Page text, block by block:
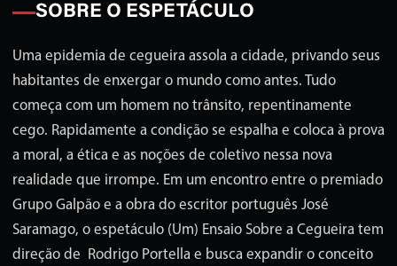
SOBRE O ESPETÁCULO
Uma epidemia de cegueira assola a cidade, privando seus
habitantes de enxergar o mundo como antes. Tudo
começa com um homem no trânsito, repentinamente
cego. Rapidamente a condição se espalha e coloca à prova
a moral, a ética e as noções de coletivo nessa nova
realidade que irrompe. Em um encontro entre o premiado
Grupo Galpão e a obra do escritor português José
Saramago, o espetáculo (Um) Ensaio Sobre a Cegueira tem
direção de Rodrigo Portella e busca expandir o conceito